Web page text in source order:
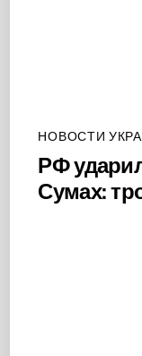
НОВОСТИ
РФ
Сумах: